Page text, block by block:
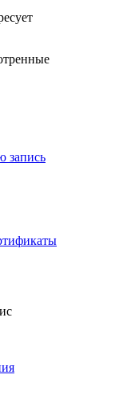
запись